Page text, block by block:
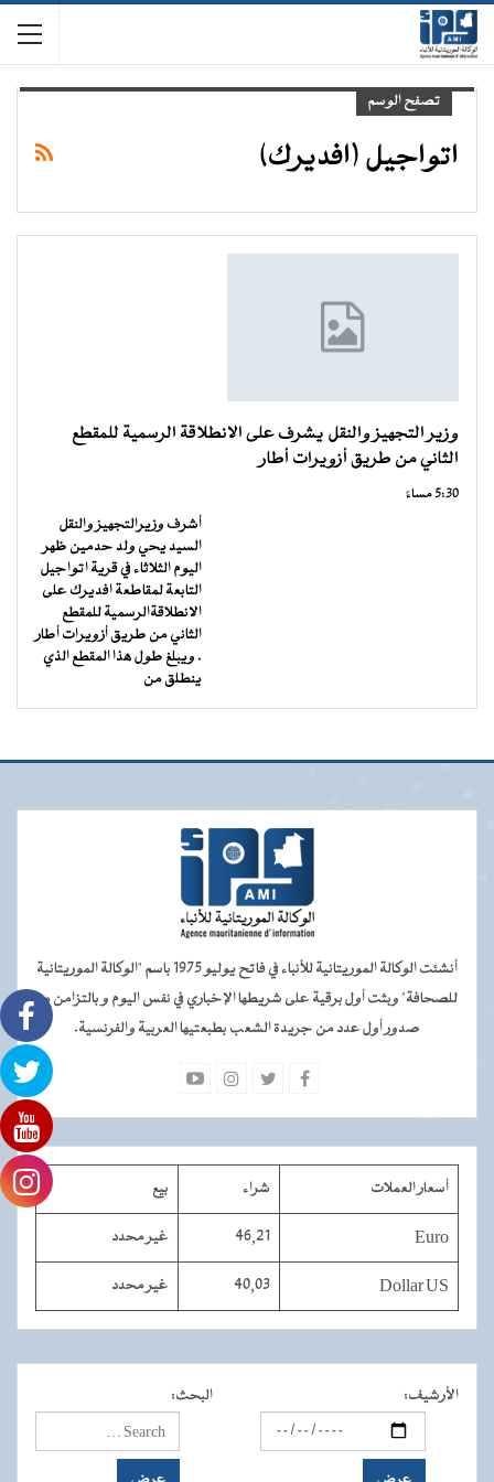
تصفح الوسم
اتواجيل (افديرك)
وزير التجهيز والنقل يشرف على الانطلاقة الرسمية للمقطع
الثاني من طريق أزويرات أطار
5:30 مساءً
أشرف وزيرالتجهيز والنقل
السيد يحي ولد حدمين ظهر
اليوم الثلاثاء في قرية اتواجيل
التابعة لمقاطعة افديرك على
الانطلاقةالرسمية للمقطع
الثاني من طريق أزويرات أطار
. ويبلغ طول هذا المقطع الذي
ينطلق من
أنشئت الوكالة الموريتانية للأنباء في فاتح يوليو 1975 باسم "الوكالة الموريتانية
للصحافة" وبثت أول برقية على شريطها الإخباري في نفس اليوم و بالتزامن مع
صدور أول عدد من جريدة الشعب بطبعتيها العربية والفرنسية.
أسعار العملات شراء بيع
Euro
46,21 غير محدد
Dollar US
40,03 غير محدد
الأرشيف: البحث: